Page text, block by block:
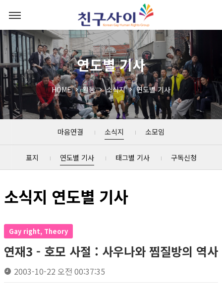
연도별 기사
HOME 활동 소식지 연도별 기사
마음연결 소식지 소모임
표지 연도별 기사 태그별 기사 구독신청
소식지 연도별 기사
Gay right, Theory
연재3 - 호모 사절 : 사우나와 찜질방의 역사
2003-10-22 오전 00:37:35